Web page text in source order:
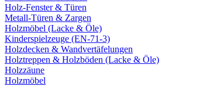
Holz-Fenster & Türen
Metall-Türen & Zargen
Holzmöbel (Lacke & Öle)
Kinderspielzeuge (EN-71-3)
Holzdecken & Wandvertäfelungen
Holztreppen & Holzböden (Lacke & Öle)
Holzzäune
Holzmöbel